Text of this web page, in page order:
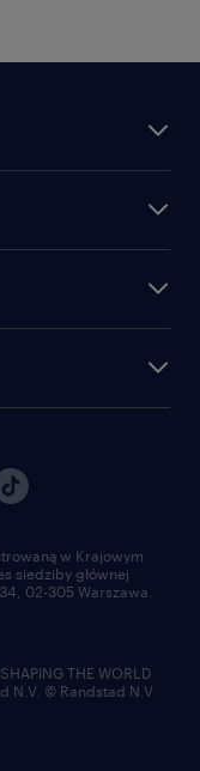
w Krajowym
siedziby głównej
02-305 Warszawa.
THE WORLD
N.V. © Randstad N.V